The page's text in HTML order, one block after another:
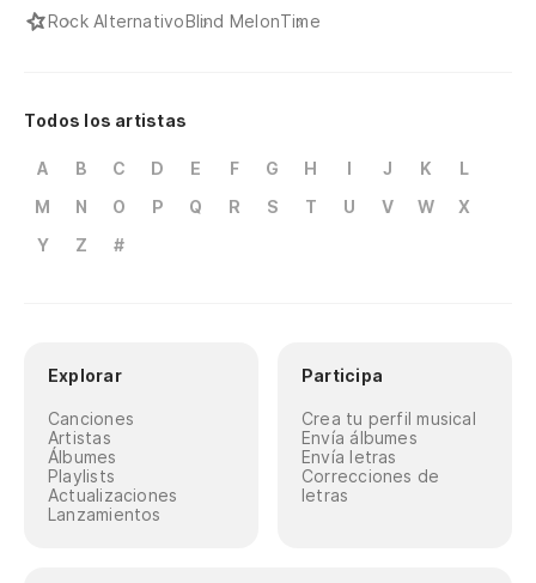
Rock AlternativoBlind MelonTime
Todos los artistas
A B C D E F G H I J K
L
M
N O P Q R S T U V W
X
Y
Z #
Explorar
Canciones
Artistas
Álbumes
Playlists
Actualizaciones
Lanzamientos
Participa
Crea tu perfil musical
Envía álbumes
Envía letras
Correcciones de
letras